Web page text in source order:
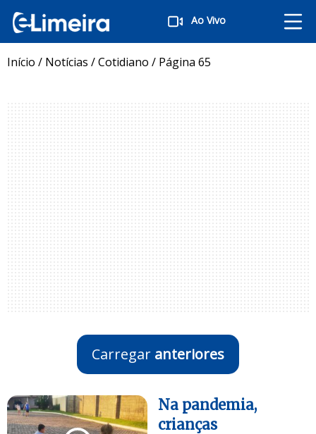
Ao Vivo
Início / Notícias /Cotidiano / Página 65
Carregar anteriores
Na pandemia,
crianças